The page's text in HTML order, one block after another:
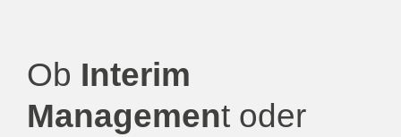
Ob Interim
Management oder